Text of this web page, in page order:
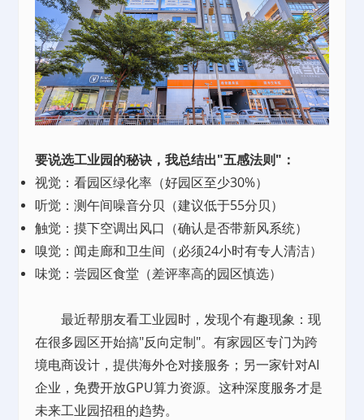
要说选工业园的秘诀，我总结出"五感法则"：
视觉：看园区绿化率（好园区至少30%）
听觉：测午间噪音分贝（建议低于55分贝）
触觉：摸下空调出风口（确认是否带新风系统）
嗅觉：闻走廊和卫生间（必须24小时有专人清洁）
味觉：尝园区食堂（差评率高的园区慎选）
最近帮朋友看工业园时，发现个有趣现象：现
在很多园区开始搞"反向定制"。有家园区专门为跨
境电商设计，提供海外仓对接服务；另一家针对AI
企业，免费开放GPU算力资源。这种深度服务才是
未来工业园招租的趋势。